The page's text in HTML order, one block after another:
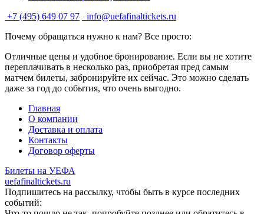
+7 (495) 649 07 97
info@uefafinaltickets.ru
Почему обращаться нужно к нам? Все просто:
Отличные цены и удобное бронирование. Если вы не хотите
переплачивать в несколько раз, приобретая пред самым
матчем билеты, забронируйте их сейчас. Это можно сделать
даже за год до события, что очень выгодно.
Главная
О компании
Доставка и оплата
Контакты
Договор оферты
Билеты на УЕФА
uefafinaltickets.ru
Подпишитесь на рассылку, чтобы быть в курсе последних
событий: